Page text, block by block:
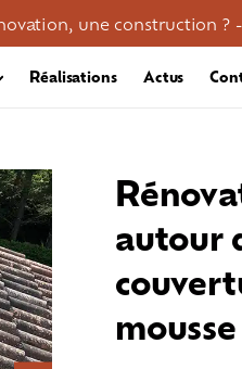
une construction ? -
Réalisations Actus
autour
mousse